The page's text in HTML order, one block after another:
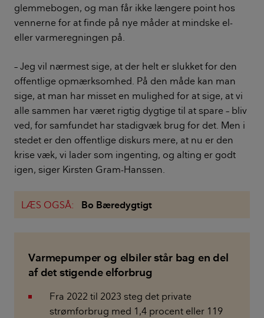
glemmebogen, og man får ikke længere point hos
vennerne for at finde på nye måder at mindske el-
eller varmeregningen på.
– Jeg vil nærmest sige, at der helt er slukket for den
offentlige opmærksomhed. På den måde kan man
sige, at man har misset en mulighed for at sige, at vi
alle sammen har været rigtig dygtige til at spare – bliv
ved, for samfundet har stadigvæk brug for det. Men i
stedet er den offentlige diskurs mere, at nu er den
krise væk, vi lader som ingenting, og alting er godt
igen, siger Kirsten Gram-Hanssen.
LÆS OGSÅ: Bo Bæredygtigt
Varmepumper og elbiler står bag en del
af det stigende elforbrug
Fra 2022 til 2023 steg det private
strømforbrug med 1,4 procent eller 119